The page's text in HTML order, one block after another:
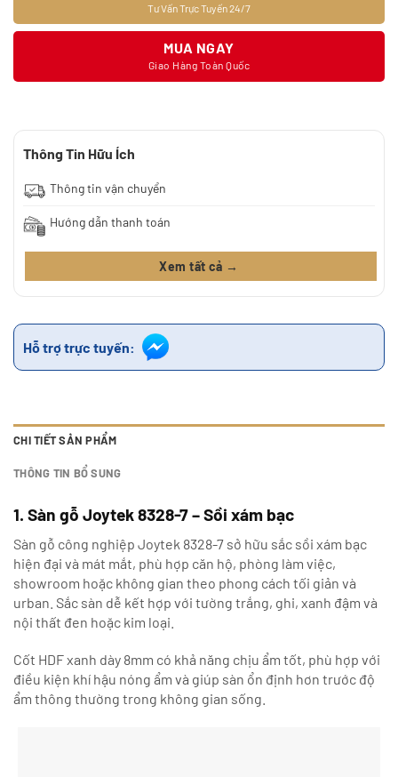
Tư Vấn Trực Tuyến 24/7
MUA NGAY
Giao Hàng Toàn Quốc
Thông Tin Hữu Ích
Thông tin vận chuyển
Hướng dẫn thanh toán
Xem tất cả →
Hỗ trợ trực tuyến:
CHI TIẾT SẢN PHẨM
THÔNG TIN BỔ SUNG
1. Sàn gỗ Joytek 8328-7 – Sồi xám bạc
Sàn gỗ công nghiệp Joytek 8328-7 sở hữu sắc sồi xám bạc
hiện đại và mát mắt, phù hợp căn hộ, phòng làm việc,
showroom hoặc không gian theo phong cách tối giản và
urban. Sắc sàn dễ kết hợp với tường trắng, ghi, xanh đậm và
nội thất đen hoặc kim loại.
Cốt HDF xanh dày 8mm có khả năng chịu ẩm tốt, phù hợp với
điều kiện khí hậu nóng ẩm và giúp sàn ổn định hơn trước độ
ẩm thông thường trong không gian sống.